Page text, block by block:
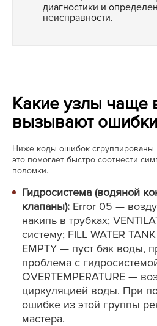
диагностики и
неисправности.
Какие узлы чаще
вызывают
Ниже коды ошибок
это помогает быстро соотнести
поломки.
Гидросистема (водяной
клапаны): Error 05 —
накипь в трубках;
систему; FILL WATER
EMPTY — пуст бак воды,
проблема с
OVERTEMPERATURE —
циркуляцией воды. При
ошибке из этой группы
мастера.